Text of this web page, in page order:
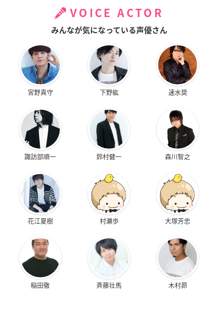
VOICE ACTOR
みんなが気になっている声優さん
宮野真守 下野紘 速水奨
諏訪部順一 鈴村健一 森川智之
花江夏樹 村瀬歩 大塚芳忠
稲田徹 斉藤壮馬 木村昴